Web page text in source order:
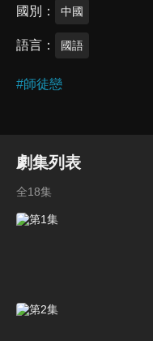
國別 中國
語言 國語
#師徒戀
劇集列表
全18集